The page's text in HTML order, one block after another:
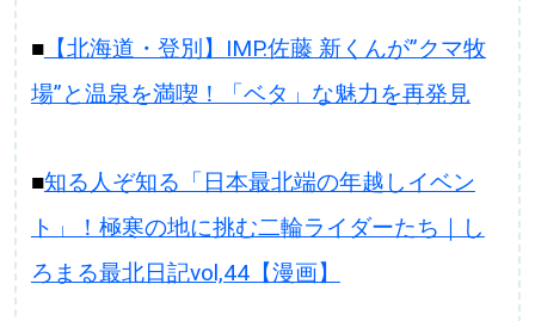
プライバシーポリシー
■【北海道・登別】IMP.佐藤 新くんが”クマ牧
場”と温泉を満喫！「ベタ」な魅力を再発見
■知る人ぞ知る「日本最北端の年越しイベン
ト」！極寒の地に挑む二輪ライダーたち｜し
ろまる最北日記vol,44【漫画】